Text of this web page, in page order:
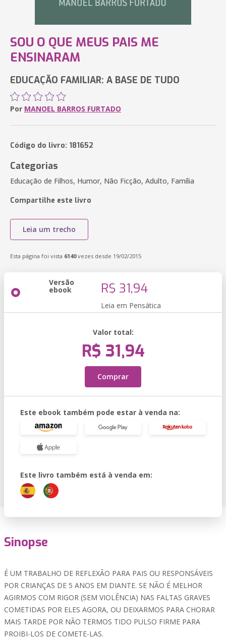
SOU O QUE MEUS PAIS ME
ENSINARAM
EDUCAÇÃO FAMILIAR: A BASE DE TUDO
Por MANOEL BARROS FURTADO
Código do livro: 181652
Categorias
Educação de Filhos, Humor, Não Ficção, Adulto, Família
Compartilhe este livro
Leia um trecho
Esta página foi vista 6140vezes desde 19/02/2015
Versão
ebook R$ 31,94
Leia em Pensática
Valor total:
R$ 31,94
Comprar
Este ebook também pode estar à venda na:
Este livro também está à venda em:
Sinopse
É UM TRABALHO DE REFLEXÃO PARA PAIS OU RESPONSÁVEIS
POR CRIANÇAS DE 5 ANOS EM DIANTE. SE NÃO É MELHOR
AGIRMOS COM RIGOR (SEM VIOLÊNCIA) NAS FALTAS GRAVES
COMETIDAS POR ELES AGORA, OU DEIXARMOS PARA CHORAR
MAIS TARDE POR NÃO TERMOS TIDO PULSO FIRME PARA
PROIBI-LOS DE COMETE-LAS.